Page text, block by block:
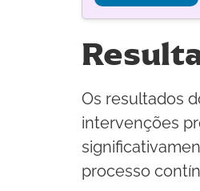
Os resultados
intervenções
processo